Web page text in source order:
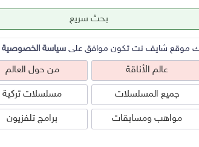
موقع شايف نت تكون موافق على سياسة الخصوصية
عالم الأناقة من حول العالم
جميع المسلسلات مسلسلات تركية
مواهب ومسابقات برامج تلفزيون